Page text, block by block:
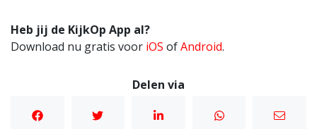
Heb jij de KijkOp App al?
Download nu gratis voor iOS ofAndroid.
Delen via